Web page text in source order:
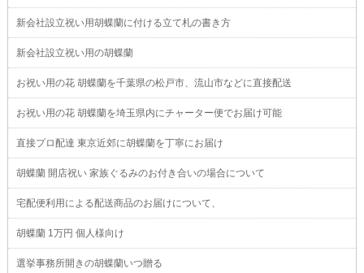
新会社設立祝い用胡蝶蘭に付ける立て札の書き方
新会社設立祝い用の胡蝶蘭
お祝い用の花 胡蝶蘭を千葉県の松戸市、流山市などに直接配送
お祝い用の花 胡蝶蘭を埼玉県内にチャーター便でお届け可能
直接プロ配達 東京近郊に胡蝶蘭を丁寧にお届け
胡蝶蘭 開店祝い 家族ぐるみのお付き合いの場合について
宅配便利用による配送商品のお届けについて、
胡蝶蘭 1万円 個人様向け
選挙事務所開きの胡蝶蘭いつ贈る